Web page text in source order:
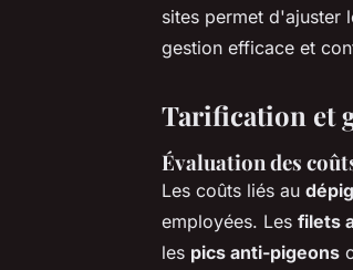
sites permet d'ajuster
gestion efficace et
Tarification et
Évaluation des
Les coûts liés au
employées. Les filets
les pics anti-pigeons